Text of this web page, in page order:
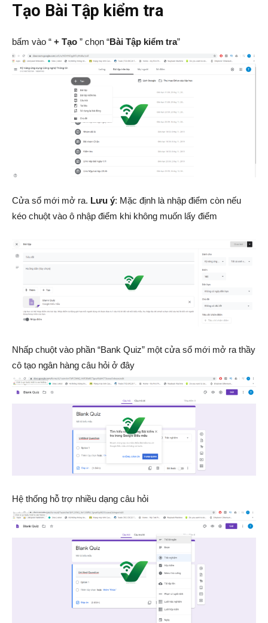
Tạo Bài Tập kiểm tra
bấm vào “ + Tạo ” chọn “Bài Tập kiểm tra”
Cửa sổ mới mở ra. Lưu ý: Mặc định là nhập điểm còn nếu
kéo chuột vào ô nhập điểm khi không muốn lấy điểm
Nhấp chuột vào phần “Bank Quiz” một cửa sổ mới mở ra thầy
cô tạo ngân hàng câu hỏi ở đây
Hệ thống hỗ trợ nhiều dạng câu hỏi